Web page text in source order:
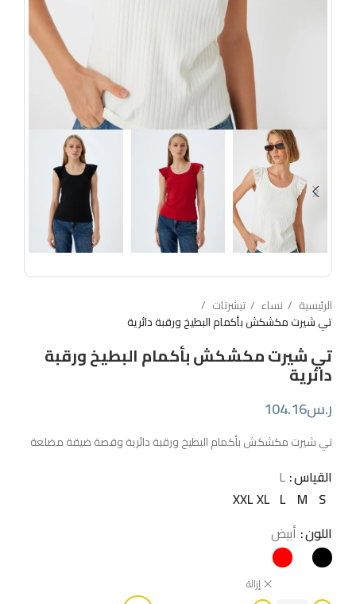
الرئيسية نساء
تيشرتات
تي شيرت مكشكش بأكمام البطيخ ورقبة دائرية
تي شيرت مكشكش بأكمام البطيخ ورقبة
دائرية
ر.س104.16
تي شيرت مكشكش بأكمام البطيخ ورقبة دائرية وقصة ضيقة مضلعة
القياس L
S
M
L
XL
XXL
اللون أبيض
إزالة